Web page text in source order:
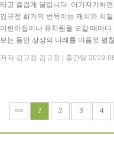
타고 즐겁게 달립니다. 아기자기하
김규정 화가의 번뜩이는 재치와 치
어린이집이나 유치원을 오갈 때마
보는 동안 상상의 나래를 마음껏 펼
저자 김규정 김규정 | 출간일 2019-
<< 1 2 3 4